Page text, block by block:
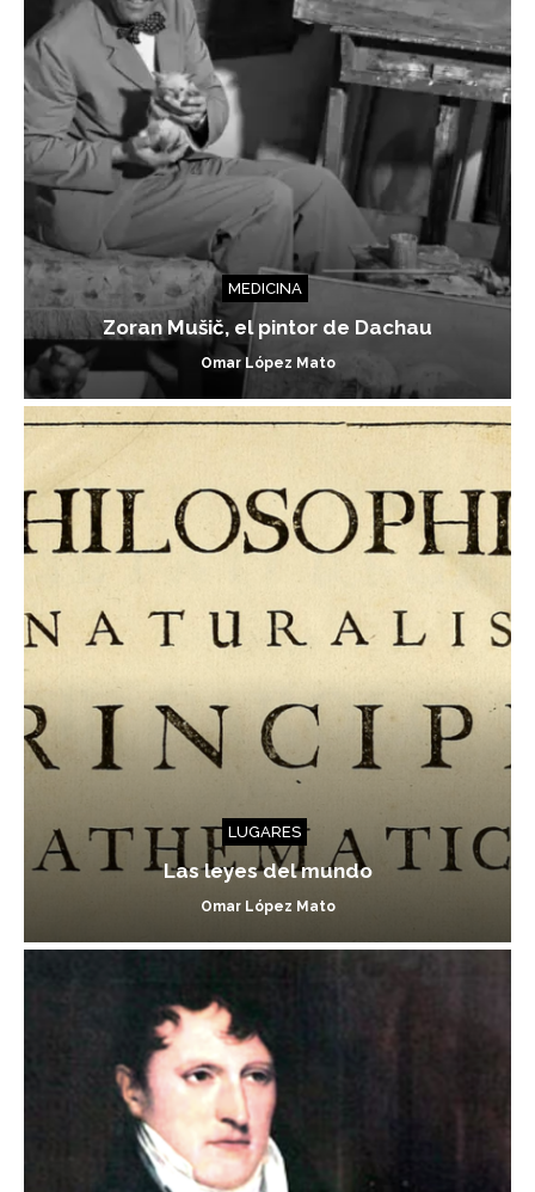
MEDICINA
Zoran Mušič, el pintor de Dachau
Omar López Mato
LUGARES
Las leyes del mundo
Omar López Mato